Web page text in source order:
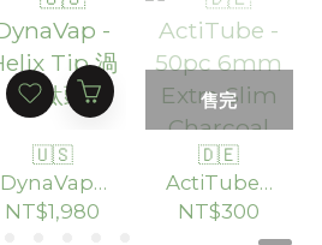
🇺🇸
DynaVap -
Helix Tip
NT$1,980
售完
🇩🇪
ActiTube -
50pc
NT$300